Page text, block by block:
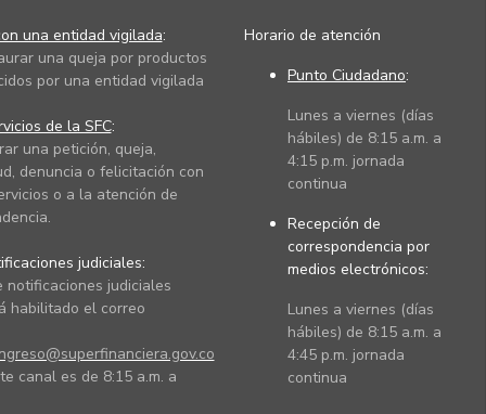
una entidad vigilada:
una queja por productos
por una entidad vigilada
de la SFC:
una petición, queja,
denuncia o felicitación con
o a la atención de
judiciales:
notificaciones judiciales
habilitado el correo
canal es de 8:15 a.m. a
Horario de atención
Punto Ciudadano:
Lunes a viernes (días
hábiles) de 8:15 a.m. a
4:15 p.m. jornada
continua
Recepción de
correspondencia por
medios electrónicos:
Lunes a viernes (días
hábiles) de 8:15 a.m. a
4:45 p.m. jornada
continua